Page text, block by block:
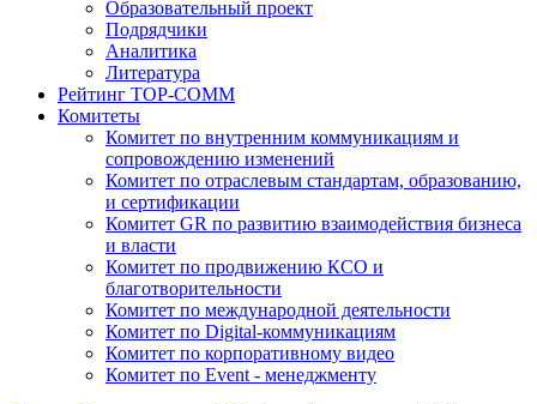
Образовательный проект
Подрядчики
Аналитика
Литература
Рейтинг TOP-COMM
Комитеты
Комитет по внутренним коммуникациям и
сопровождению изменений
Комитет по отраслевым стандартам, образованию,
и сертификации
Комитет GR по развитию взаимодействия бизнеса
и власти
Комитет по продвижению КСО и
благотворительности
Комитет по международной деятельности
Комитет по Digital-коммуникациям
Комитет по корпоративному видео
Комитет по Event - менеджменту